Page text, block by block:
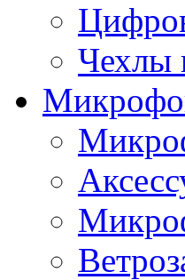
Чехлы